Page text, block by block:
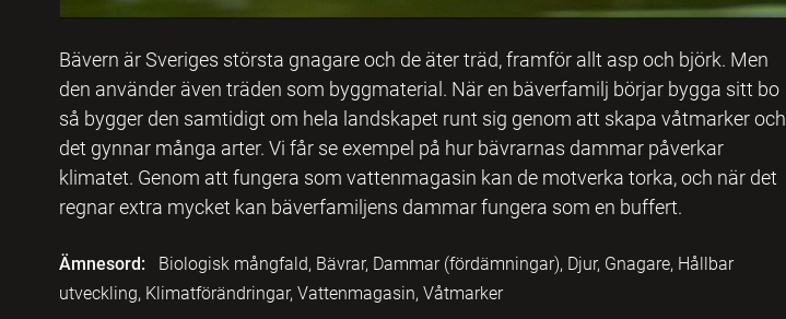
Bävern är Sveriges största gnagare och de äter träd, framför allt asp och björk. Men
den använder även träden som byggmaterial. När en bäverfamilj börjar bygga sitt bo
så bygger den samtidigt om hela landskapet runt sig genom att skapa våtmarker och
det gynnar många arter. Vi får se exempel på hur bävrarnas dammar påverkar
klimatet. Genom att fungera som vattenmagasin kan de motverka torka, och när det
regnar extra mycket kan bäverfamiljens dammar fungera som en buffert.
Ämnesord:
Biologisk mångfald, Bävrar, Dammar (fördämningar), Djur, Gnagare, Hållbar
utveckling, Klimatförändringar, Vattenmagasin, Våtmarker